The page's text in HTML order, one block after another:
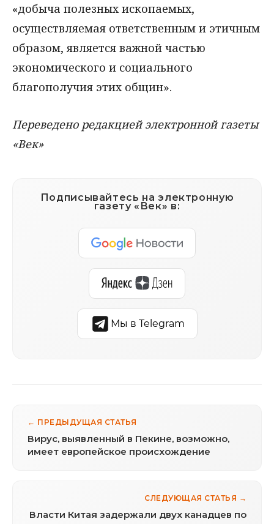
«добыча полезных ископаемых,
осуществляемая ответственным и этичным
образом, является важной частью
экономического и социального
благополучия этих общин».
Переведено редакцией электронной газеты
«Век»
Подписывайтесь на электронную
газету «Век» в:
Мы в Telegram
← ПРЕДЫДУЩАЯ СТАТЬЯ
Вирус, выявленный в Пекине, возможно,
имеет европейское происхождение
СЛЕДУЮЩАЯ СТАТЬЯ →
Власти Китая задержали двух канадцев по